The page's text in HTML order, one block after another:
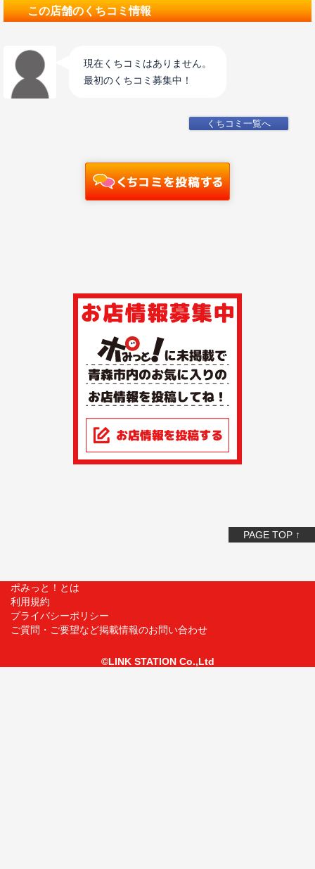
この店舗のくちコミ情報
現在くちコミはありません。
最初のくちコミ募集中！
くちコミ一覧へ
PAGE TOP ↑
ポみっと！とは
利用規約
プライバシーポリシー
ご質問・ご要望など掲載情報のお問い合わせ
©LINK STATION Co.,Ltd